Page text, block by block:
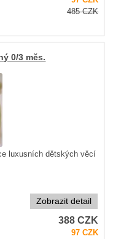
485CZK
0/3 měs.
luxusních dětských věcí
Zobrazit detail
388CZK
97CZK